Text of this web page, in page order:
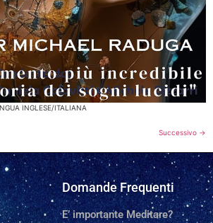
INGLESE/ITALIANA
Successivo →
Domande Frequenti
E’ importante Meditare?